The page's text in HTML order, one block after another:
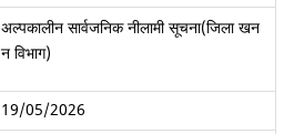
अल्पकालीन सार्वजनिक नीलामी सूचना(जिला खन
न विभाग)
19/05/2026